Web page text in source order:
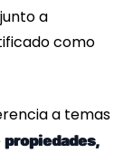
a
como
a temas
propiedades,